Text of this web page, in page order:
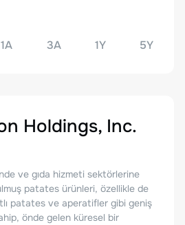
1A 3A 1Y 5Y
Holdings, Inc.
ve gıda hizmeti sektörlerine
patates ürünleri, özellikle de
patates ve aperatifler gibi geniş
önde gelen küresel bir